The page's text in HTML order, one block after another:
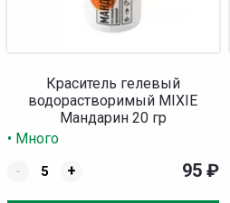
Краситель гелевый
водорастворимый MIXIE
Мандарин 20 гр
• Много
-
+ 95 ₽